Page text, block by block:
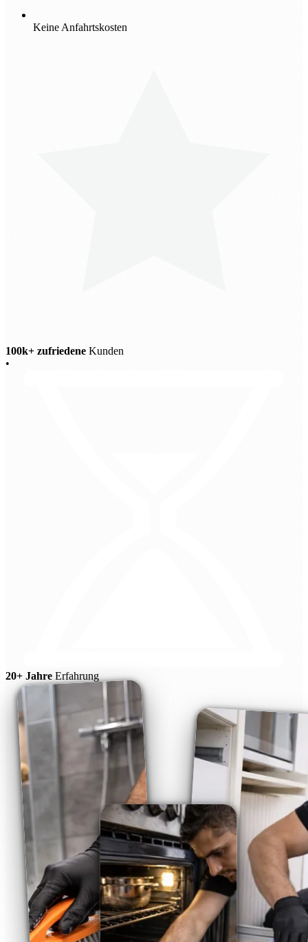
Keine Anfahrtskosten
100k+ zufriedene Kunden
•
20+ Jahre Erfahrung